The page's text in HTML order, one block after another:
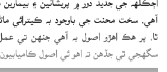
آهي، سخت محنت جي باوجود به ڪيترائي
ٿا، پر هڪ اهڙو اصول به آهي جنهن تي
سگهجي ٿي جڏهن ته اهو ئي اصول ڪاميابيون